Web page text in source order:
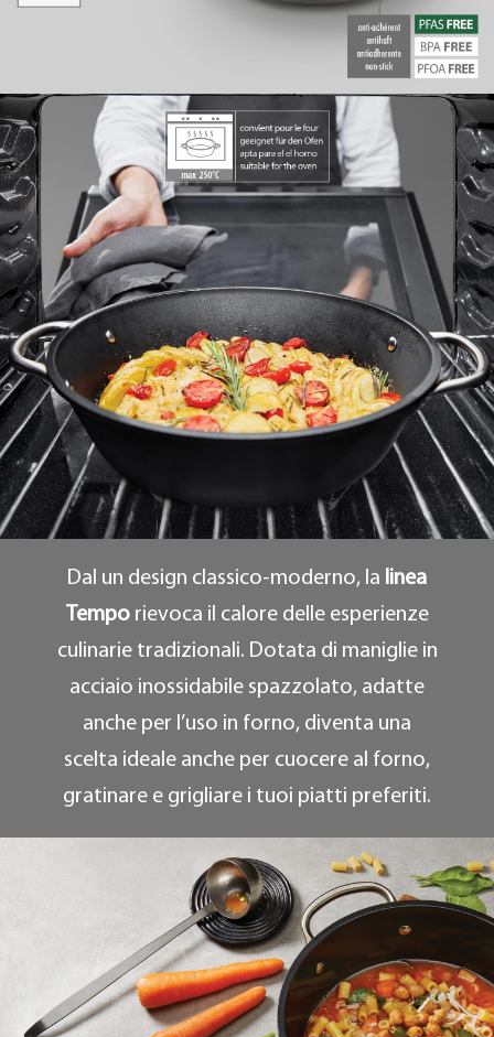
Dal un design classico-moderno, la linea
Temporievoca il calore delle esperienze
culinarie tradizionali. Dotata di maniglie in
acciaio inossidabile spazzolato, adatte
anche per l’uso in forno, diventa una
scelta ideale anche per cuocere al forno,
gratinare e grigliare i tuoi piatti preferiti.